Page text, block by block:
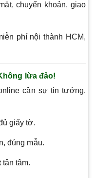
chuyển khoản, giao
phí nội thành HCM,
lừa đảo!
cần sự tin tưởng.
giấy tờ.
đúng mẫu.
tận tâm.